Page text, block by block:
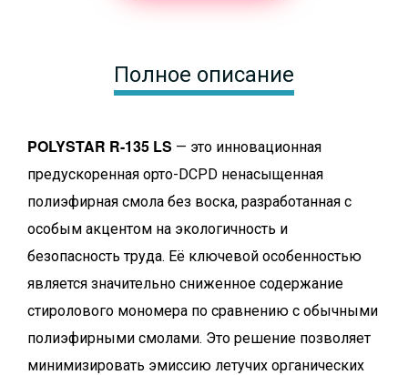
Полное описание
POLYSTAR R-135 LS — это инновационная
предускоренная орто-DCPD ненасыщенная
полиэфирная смола без воска, разработанная с
особым акцентом на экологичность и
безопасность труда. Её ключевой особенностью
является значительно сниженное содержание
стиролового мономера по сравнению с обычными
полиэфирными смолами. Это решение позволяет
минимизировать эмиссию летучих органических